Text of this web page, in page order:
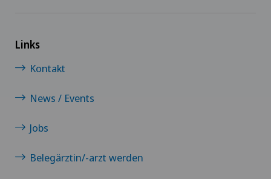
Links
Kontakt
News / Events
Jobs
Belegärztin/-arzt werden